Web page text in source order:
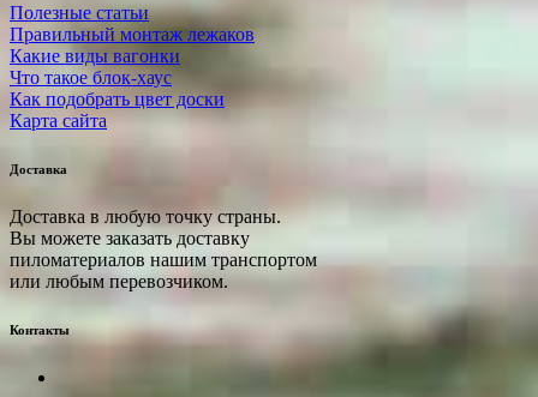
Полезные статьи
Правильный монтаж лежаков
Какие виды вагонки
Что такое блок-хаус
Как подобрать цвет доски
Карта сайта
Доставка
Доставка в любую точку страны.
Вы можете заказать доставку
пиломатериалов нашим транспортом
или любым перевозчиком.
Контакты